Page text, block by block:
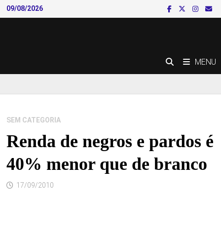
Skip
to
09/08/2026
MENU
SEM CATEGORIA
Renda de negros e pardos é
40% menor que de branco
17/09/2010